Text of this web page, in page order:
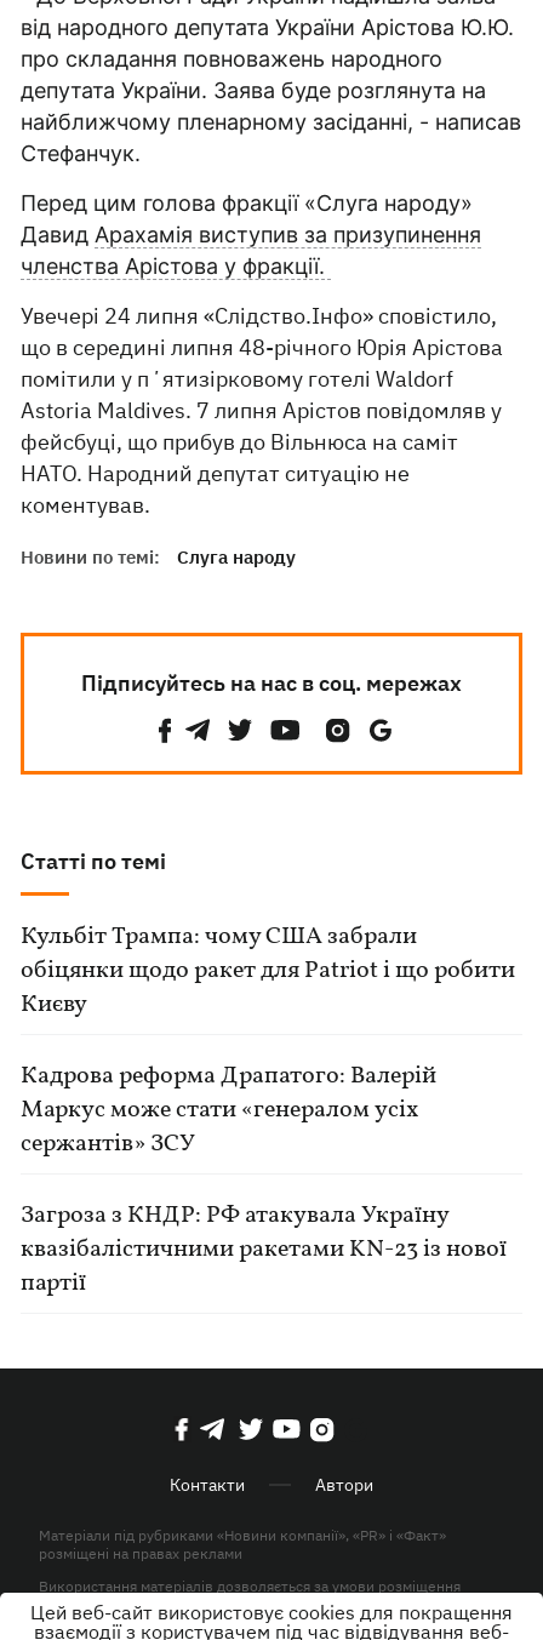
від народного депутата України Арістова Ю.Ю.
про складання повноважень народного
депутата України. Заява буде розглянута на
найближчому пленарному засіданні, - написав
Стефанчук.
Перед цим голова фракції «Слуга народу»
Давид Арахамія виступив за призупинення
членства Арістова у фракції.
Увечері 24 липня «Слідство.Інфо» сповістило,
що в середині липня 48-річного Юрія Арістова
помітили у пʼятизірковому готелі Waldorf
Astoria Maldives. 7 липня Арістов повідомляв у
фейсбуці, що прибув до Вільнюса на саміт
НАТО. Народний депутат ситуацію не
коментував.
Новини по темі: Слуга народу
Підписуйтесь на нас в соц. мережах
Статті по темі
Кульбіт Трампа: чому США забрали
обіцянки щодо ракет для Patriot і що робити
Києву
Кадрова реформа Драпатого: Валерій
Маркус може стати «генералом усіх
сержантів» ЗСУ
Загроза з КНДР: РФ атакувала Україну
квазібалістичними ракетами KN-23 із нової
партії
Контакти Автори
Матеріали під рубриками «Новини компанії», «PR» і «Факт»
розміщені на правах реклами
Використання матеріалів дозволяється за умови розміщення
активного гіперпосилання на KP.UA в першому абзаці.
Цей веб-сайт використовує cookies для покращення
взаємодії з користувачем під час відвідування веб-